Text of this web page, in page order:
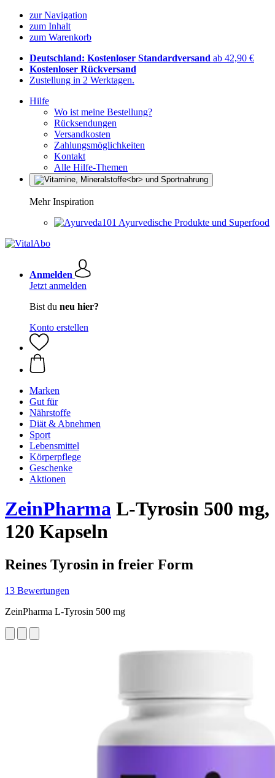
zur Navigation
zum Inhalt
zum Warenkorb
Deutschland: Kostenloser Standardversand ab 42,90 €
Kostenloser Rückversand
Zustellung in 2 Werktagen.
Hilfe
Wo ist meine Bestellung?
Rücksendungen
Versandkosten
Zahlungsmöglichkeiten
Kontakt
Alle Hilfe-Themen
Mehr Inspiration
Ayurvedische Produkte und Superfood
Anmelden
Jetzt anmelden
Bist du neu hier?
Konto erstellen
Marken
Gut für
Nährstoffe
Diät & Abnehmen
Sport
Lebensmittel
Körperpflege
Geschenke
Aktionen
ZeinPharma L-Tyrosin 500 mg,
120 Kapseln
Reines Tyrosin in freier Form
13 Bewertungen
ZeinPharma L-Tyrosin 500 mg